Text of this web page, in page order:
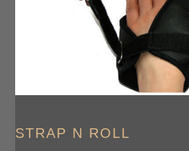
STRAP N ROLL